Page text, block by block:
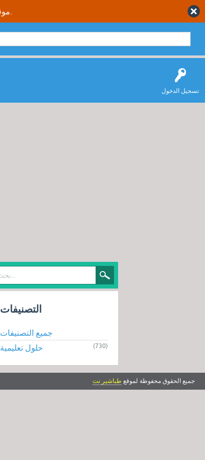
تسجيل الدخول
التصنيفات
جميع التصنيفات
حلول تعليمية
(730)
جميع الحقوق محفوظة لموقع طباشير نت